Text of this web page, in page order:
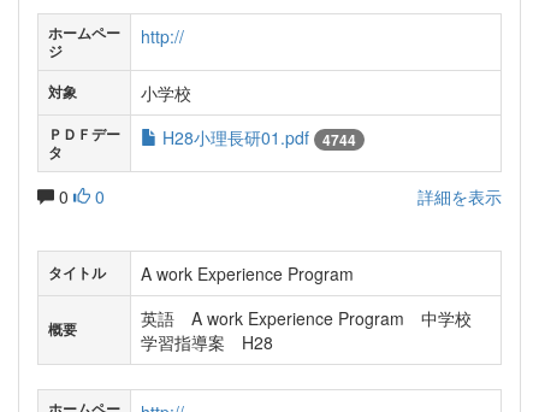
ホームペー
ジ
http://
対象 小学校
ＰＤＦデー
タ
H28小理長研01.pdf 4744
0 0 詳細を表示
タイトル A work Experience Program
概要
英語 A work Experience Program 中学校
学習指導案 H28